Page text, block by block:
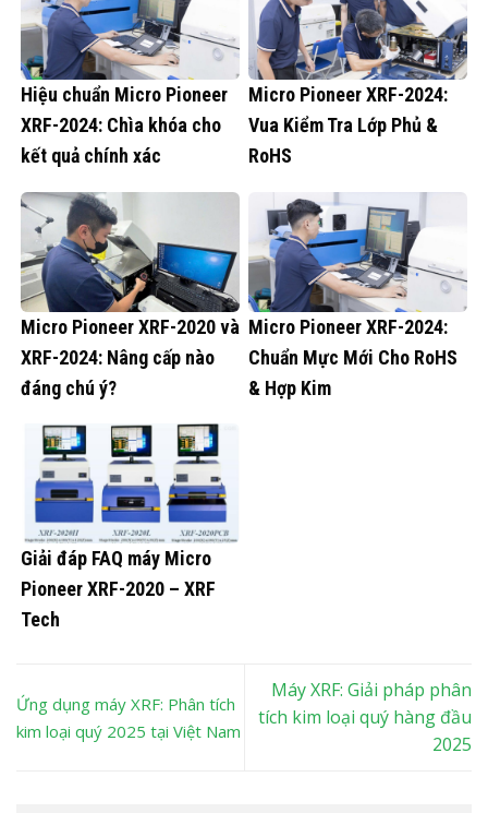
Hiệu chuẩn Micro Pioneer
XRF-2024: Chìa khóa cho
kết quả chính xác
Micro Pioneer XRF-2024:
Vua Kiểm Tra Lớp Phủ &
RoHS
Micro Pioneer XRF-2020 và
XRF-2024: Nâng cấp nào
đáng chú ý?
Micro Pioneer XRF-2024:
Chuẩn Mực Mới Cho RoHS
& Hợp Kim
Giải đáp FAQ máy Micro
Pioneer XRF-2020 – XRF
Tech
Ứng dụng máy XRF: Phân tích
kim loại quý 2025 tại Việt Nam
Máy XRF: Giải pháp phân
tích kim loại quý hàng đầu
2025